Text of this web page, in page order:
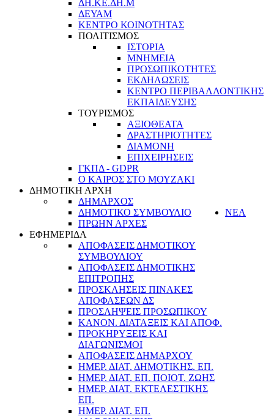
ΔΗ.ΚΕ.ΔΗ.Μ
ΔΕΥΑΜ
ΚΕΝΤΡΟ ΚΟΙΝΟΤΗΤΑΣ
ΠΟΛΙΤΙΣΜΟΣ
ΙΣΤΟΡΙΑ
ΜΝΗΜΕΙΑ
ΠΡΟΣΩΠΙΚΟΤΗΤΕΣ
ΕΚΔΗΛΩΣΕΙΣ
ΚΕΝΤΡΟ ΠΕΡΙΒΑΛΛΟΝΤΙΚΗΣ
ΕΚΠΑΙΔΕΥΣΗΣ
ΤΟΥΡΙΣΜΟΣ
ΑΞΙΟΘΕΑΤΑ
ΔΡΑΣΤΗΡΙΟΤΗΤΕΣ
ΔΙΑΜΟΝΗ
ΕΠΙΧΕΙΡΗΣΕΙΣ
ΓΚΠΔ - GDPR
Ο ΚΑΙΡΟΣ ΣΤΟ ΜΟΥΖΑΚΙ
ΔΗΜΟΤΙΚΗ ΑΡΧΗ
ΔΗΜΑΡΧΟΣ
ΔΗΜΟΤΙΚΟ ΣΥΜΒΟΥΛΙΟ
ΠΡΩΗΝ ΑΡΧΕΣ
ΝΕΑ
ΕΦΗΜΕΡΙΔΑ
ΑΠΟΦΑΣΕΙΣ ΔΗΜΟΤΙΚΟΥ
ΣΥΜΒΟΥΛΙΟΥ
ΑΠΟΦΑΣΕΙΣ ΔΗΜΟΤΙΚΗΣ
ΕΠΙΤΡΟΠΗΣ
ΠΡΟΣΚΛΗΣΕΙΣ ΠΙΝΑΚΕΣ
ΑΠΟΦΑΣΕΩΝ ΔΣ
ΠΡΟΣΛΗΨΕΙΣ ΠΡΟΣΩΠΙΚΟΥ
ΚΑΝΟΝ. ΔΙΑΤΑΞΕΙΣ ΚΑΙ ΑΠΟΦ.
ΠΡΟΚΗΡΥΞΕΙΣ ΚΑΙ
ΔΙΑΓΩΝΙΣΜΟΙ
ΑΠΟΦΑΣΕΙΣ ΔΗΜΑΡΧΟΥ
ΗΜΕΡ. ΔΙΑΤ. ΔΗΜΟΤΙΚΗΣ. ΕΠ.
ΗΜΕΡ. ΔΙΑΤ. ΕΠ. ΠΟΙOΤ. ΖΩΗΣ
ΗΜΕΡ. ΔΙΑΤ. ΕΚΤΕΛΕΣΤΙΚΗΣ
ΕΠ.
ΗΜΕΡ. ΔΙΑΤ. ΕΠ.